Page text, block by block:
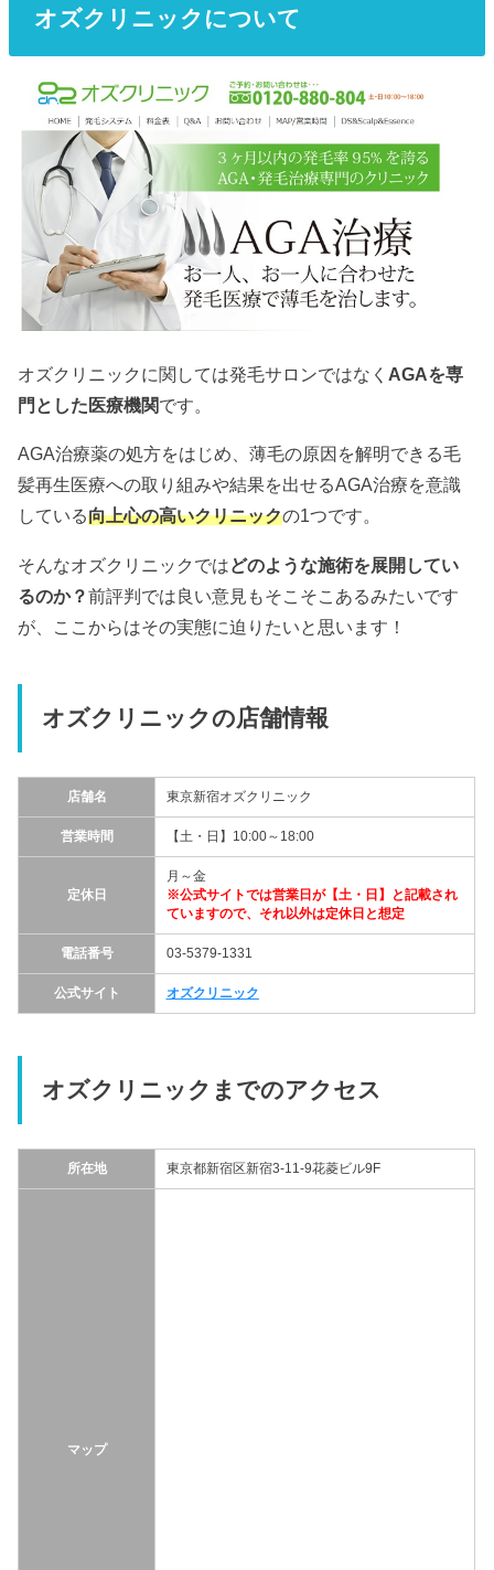
オズクリニックについて
オズクリニックに関しては発毛サロンではなく AGAを専
門とした医療機関です。
AGA治療薬の処方をはじめ、薄毛の原因を解明できる毛
髪再生医療への取り組みや結果を出せるAGA治療を意識
している向上心の高いクリニックの1つです。
そんなオズクリニックではどのような施術を展開してい
るのか？前評判では良い意見もそこそこあるみたいです
が、ここからはその実態に迫りたいと思います！
オズクリニックの店舗情報
店舗名 東京新宿オズクリニック
営業時間 【土・日】10:00～18:00
定休日
月～金
※公式サイトでは営業日が【土・日】と記載され
ていますので、それ以外は定休日と想定
電話番号 03-5379-1331
公式サイト オズクリニック
オズクリニックまでのアクセス
所在地 東京都新宿区新宿3-11-9花菱ビル9F
マップ